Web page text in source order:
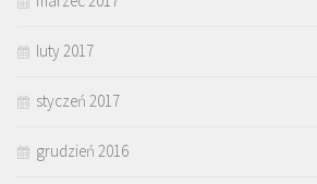
luty 2017
styczeń 2017
grudzień 2016